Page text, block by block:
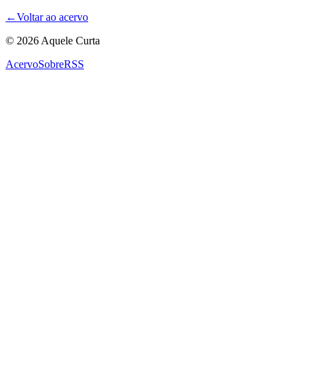
←Voltar ao acervo
© 2026 Aquele Curta
AcervoSobreRSS